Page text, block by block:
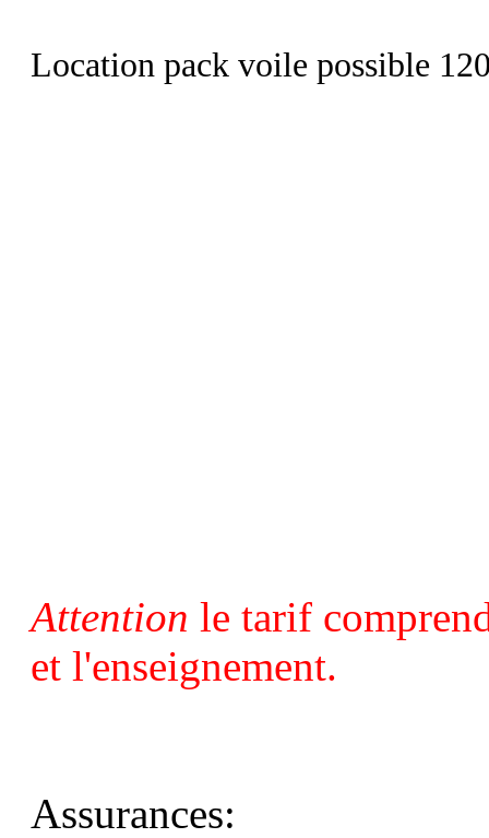
Location pack voile possible
Attention le tarif
et l'enseignement.
Assurances: